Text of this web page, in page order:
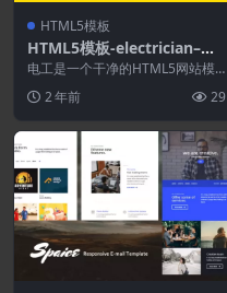
HTML5模板
HTML5模板-electrician–网
站模板
电工是一个干净的HTML5网站模
服务的公司。它提供...
2 年前 29